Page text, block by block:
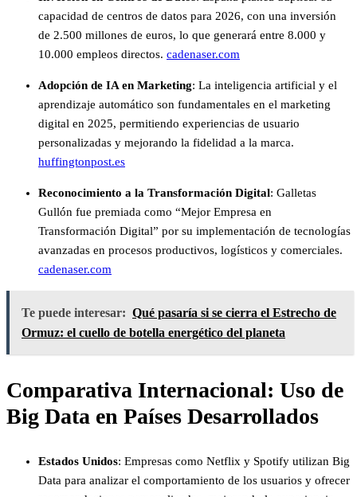
capacidad de centros de datos para 2026, con una inversión
de 2.500 millones de euros, lo que generará entre 8.000 y
10.000 empleos directos. cadenaser.com
Adopción de IA en Marketing: La inteligencia artificial y el
aprendizaje automático son fundamentales en el marketing
digital en 2025, permitiendo experiencias de usuario
personalizadas y mejorando la fidelidad a la marca.
huffingtonpost.es
Reconocimiento a la Transformación Digital: Galletas
Gullón fue premiada como “Mejor Empresa en
Transformación Digital” por su implementación de tecnologías
avanzadas en procesos productivos, logísticos y comerciales.
cadenaser.com
Te puede interesar: Qué pasaría si se cierra el Estrecho de
Ormuz: el cuello de botella energético del planeta
Comparativa Internacional: Uso de
Big Data en Países Desarrollados
Estados Unidos: Empresas como Netflix y Spotify utilizan Big
Data para analizar el comportamiento de los usuarios y ofrecer